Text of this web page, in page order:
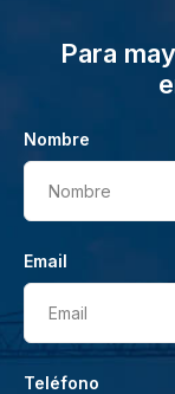
Para
Nombre
Nombre
Email
Email
Teléfono